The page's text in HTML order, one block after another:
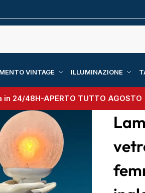
VINTAGE ILLUMINAZIONE
in 24/48H-APERTO TUTTO AGOSTO